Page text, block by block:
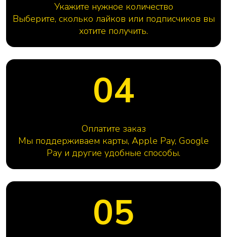
Укажите нужное количество
Выберите, сколько лайков или подписчиков вы
хотите получить.
04
Оплатите заказ
Мы поддерживаем карты, Apple Pay, Google
Pay и другие удобные способы.
05